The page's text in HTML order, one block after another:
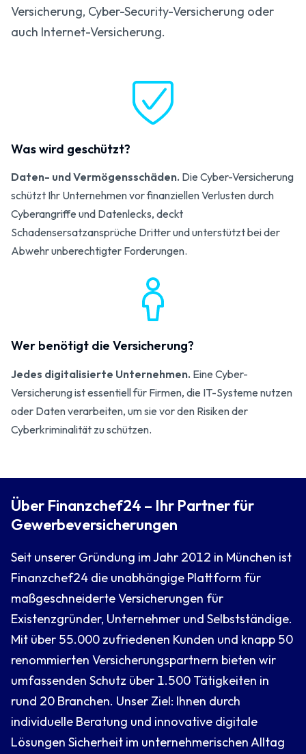
Versicherung, Cyber-Security-Versicherung oder
auch Internet-Versicherung.
Was wird geschützt?
Daten- und Vermögensschäden. Die Cyber-Versicherung
schützt Ihr Unternehmen vor finanziellen Verlusten durch
Cyberangriffe und Datenlecks, deckt
Schadensersatzansprüche Dritter und unterstützt bei der
Abwehr unberechtigter Forderungen.
Wer benötigt die Versicherung?
Jedes digitalisierte Unternehmen. Eine Cyber-
Versicherung ist essentiell für Firmen, die IT-Systeme nutzen
oder Daten verarbeiten, um sie vor den Risiken der
Cyberkriminalität zu schützen.
Über Finanzchef24 – Ihr Partner für
Gewerbeversicherungen
Seit unserer Gründung im Jahr 2012 in München ist
Finanzchef24 die unabhängige Plattform für
maßgeschneiderte Versicherungen für
Existenzgründer, Unternehmer und Selbstständige.
Mit über 55.000 zufriedenen Kunden und knapp 50
renommierten Versicherungspartnern bieten wir
umfassenden Schutz über 1.500 Tätigkeiten in
rund 20 Branchen. Unser Ziel: Ihnen durch
individuelle Beratung und innovative digitale
Lösungen Sicherheit im unternehmerischen Alltag